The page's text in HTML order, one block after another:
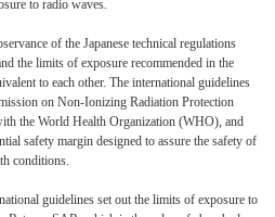
to radio waves.
of the Japanese technical regulations
the limits of exposure recommended in the
to each other. The international guidelines
on Non-Ionizing Radiation Protection
the World Health Organization (WHO), and
safety margin designed to assure the safety of
conditions.
guidelines set out the limits of exposure to